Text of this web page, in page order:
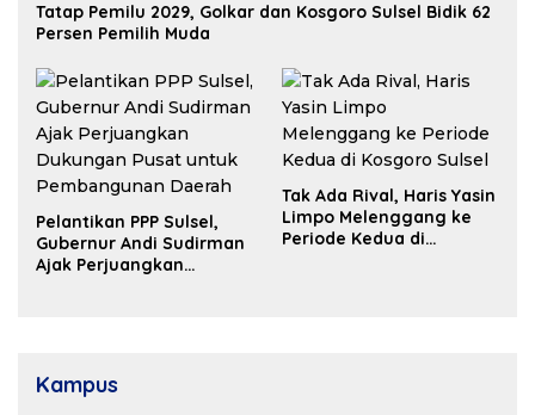
Tatap Pemilu 2029, Golkar dan Kosgoro Sulsel Bidik 62
Persen Pemilih Muda
Pelantikan PPP Sulsel,
Gubernur Andi Sudirman
Ajak Perjuangkan
Tak Ada Rival, Haris Yasin
Limpo Melenggang ke
Periode Kedua di
Kampus